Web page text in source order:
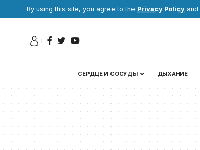
By using this site, you agree to the Privacy Policy and
СЕРДЦЕ И СОСУДЫ ДЫХАНИЕ